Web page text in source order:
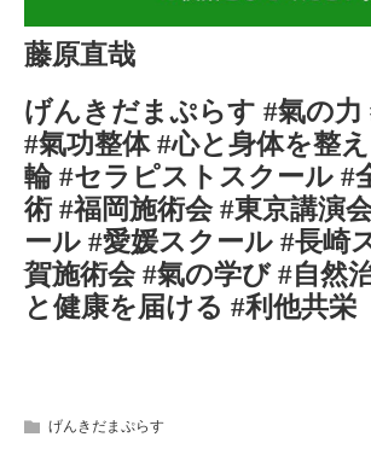
藤原直哉
げんきだまぷらす #氣の力
#氣功整体 #心と身体を整
輪 #セラピストスクール #
術 #福岡施術会 #東京講演
ール #愛媛スクール #長崎
賀施術会 #氣の学び #自然
と健康を届ける #利他共栄
げんきだまぷらす